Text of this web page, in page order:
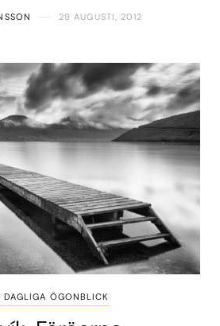
29 AUGUSTI, 2012
DAGLIGA ÖGONBLICK